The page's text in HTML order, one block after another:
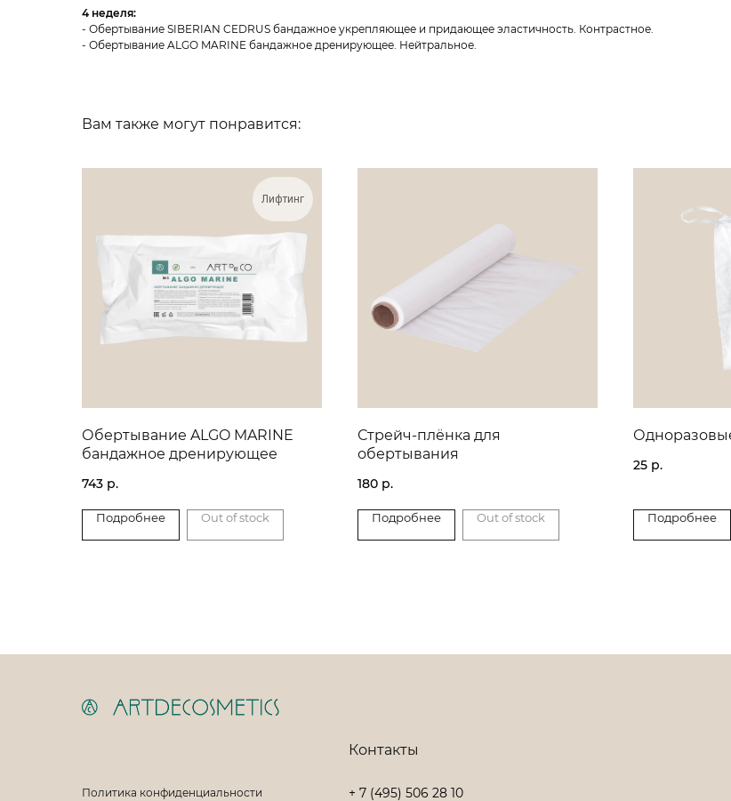
4 неделя:
- Обертывание SIBERIAN CEDRUS бандажное укрепляющее и придающее эластичность. Контрастное.
- Обертывание ALGO MARINE бандажное дренирующее. Нейтральное.
Вам также могут понравится:
Лифтинг
Обертывание ALGO MARINE
бандажное дренирующее
743 р.
Подробнее Out of stock
Стрейч-плёнка для
обертывания
180 р.
Подробнее Out of stock
25 р.
Подробнее
Контакты
+ 7 (495) 506 28 10
Политика конфиденциальности